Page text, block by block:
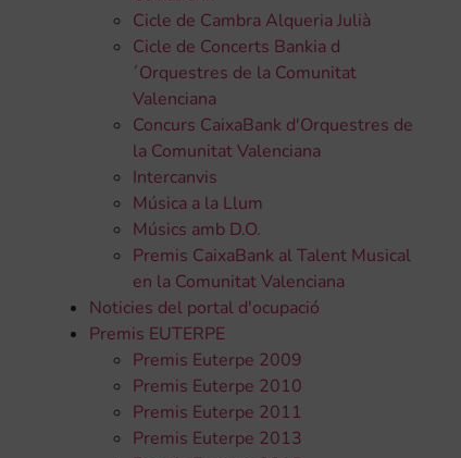
Cicle de Cambra Alqueria Julià
Cicle de Concerts Bankia d
´Orquestres de la Comunitat
Valenciana
Concurs CaixaBank d'Orquestres de
la Comunitat Valenciana
Intercanvis
Música a la Llum
Músics amb D.O.
Premis CaixaBank al Talent Musical
en la Comunitat Valenciana
Noticies del portal d'ocupació
Premis EUTERPE
Premis Euterpe 2009
Premis Euterpe 2010
Premis Euterpe 2011
Premis Euterpe 2013